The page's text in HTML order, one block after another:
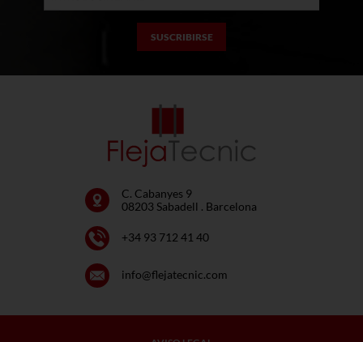
C. Cabanyes 9
08203 Sabadell . Barcelona
+34 93 712 41 40
info@flejatecnic.com